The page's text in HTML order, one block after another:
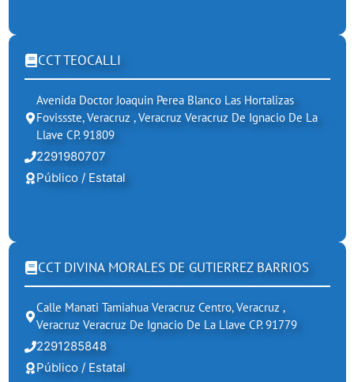
CCT TEOCALLI
Avenida Doctor Joaquin Perea Blanco Las Hortalizas
Fovissste, Veracruz , Veracruz Veracruz De Ignacio De La
Llave CP. 91809
2291980707
Público / Estatal
CCT DIVINA MORALES DE GUTIERREZ BARRIOS
Calle Manati Tamiahua Veracruz Centro, Veracruz ,
Veracruz Veracruz De Ignacio De La Llave CP. 91779
2291285848
Público / Estatal